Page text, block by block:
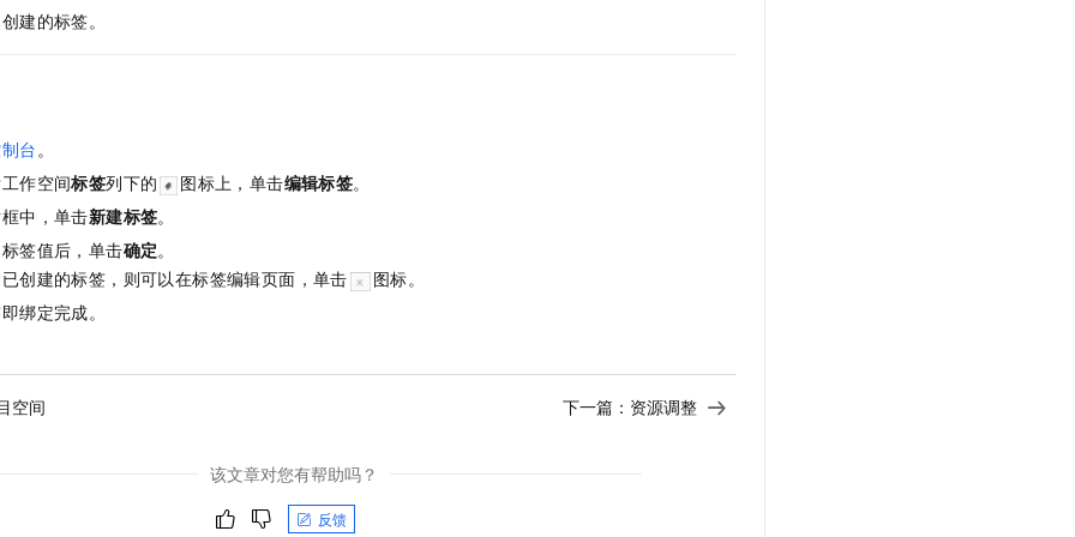
建的标签。
台。
作空间标签列下的 图标上，单击编辑标签。
中，单击新建标签。
签值后，单击确定。
创建的标签，则可以在标签编辑页面，单击
图标。
绑定完成。
空间 下一篇： 资源调整
该文章对您有帮助吗？
反馈
个 AI 助手